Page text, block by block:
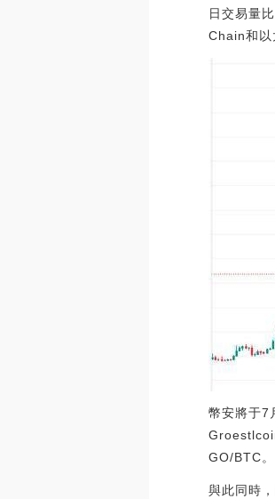
日交易量
Chain和
幣安將于7
GO/BTC
與此同時